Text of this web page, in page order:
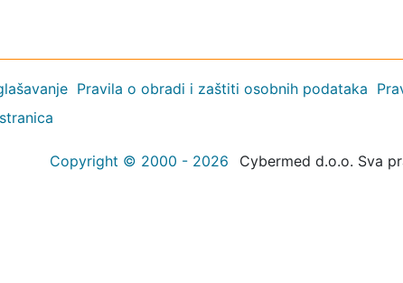
Pravila o obradi i zaštiti osobnih podataka
Copyright © 2000 - 2026 Cybermed d.o.o. Sva